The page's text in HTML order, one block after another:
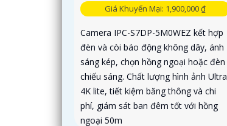
Giá Khuyến Mại: 1,900,000 ₫
Camera IPC-S7DP-5M0WEZ kết hợp
đèn và còi báo động không dây, ánh
sáng kép, chọn hồng ngoại hoặc đèn
chiếu sáng. Chất lượng hình ảnh Ultra
4K lite, tiết kiệm băng thông và chi
phí, giám sát ban đêm tốt với hồng
ngoại 50m